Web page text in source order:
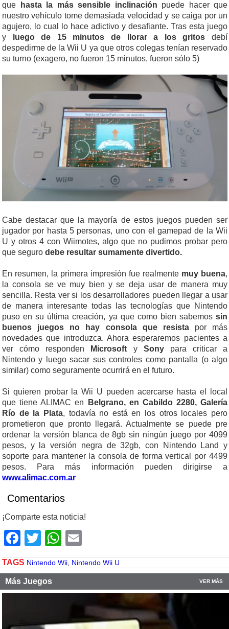
que
hasta la más sensible inclinación puede hacer que
nuestro vehículo tome demasiada velocidad y se caiga por un
agujero, lo cual lo hace adictivo y desafiante. Tras esta juego
y luego de 15 minutos de llorar a los gritos debí
despedirme de la Wii U ya que otros colegas tenían reservado
su turno (exagero, no fueron 15 minutos, fueron sólo 5)
Cabe destacar que la mayoría de estos juegos pueden ser
jugador por hasta 5 personas, uno con el gamepad de la Wii
U y otros 4 con Wiimotes, algo que no pudimos probar pero
que seguro debe resultar sumamente divertido.
En resumen, la primera impresión fue realmente muy buena,
la consola se ve muy bien y se deja usar de manera muy
sencilla. Resta ver si los desarrolladores pueden llegar a usar
de manera interesante todas las tecnologías que Nintendo
puso en su última creación, ya que como bien sabemossin
buenos juegos no hay consola que resistapor más
novedades que introduzca. Ahora esperaremos pacientes a
ver cómo responden
Microsoft y Sonypara criticar a
Nintendo y luego sacar sus controles como pantalla (o algo
similar) como seguramente ocurrirá en el futuro.
Si quieren probar la Wii U pueden acercarse hasta el local
que tiene ALIMAC en Belgrano, en Cabildo 2280, Galería
Río de la Plata, todavía no está en los otros locales pero
prometieron que pronto llegará. Actualmente se puede pre
ordenar la versión blanca de 8gb sin ningún juego por 4099
pesos, y la versión negra de 32gb, con Nintendo Land y
soporte para mantener la consola de forma vertical por 4499
pesos. Para más información pueden dirigirse a
www.alimac.com.ar
Comentarios
¡Comparte esta noticia!
Facebook
TwitterWhatsApp
TAGS Nintendo Wii Nintendo Wii U
Más Juegos VER MÁS